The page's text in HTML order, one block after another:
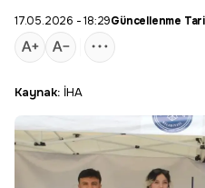
17.05.2026 - 18:29Güncellenme
Kaynak: İHA